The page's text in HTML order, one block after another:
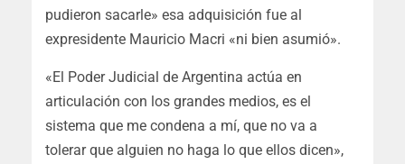
pudieron sacarle» esa adquisición fue al
expresidente Mauricio Macri «ni bien asumió».
«El Poder Judicial de Argentina actúa en
articulación con los grandes medios, es el
sistema que me condena a mí, que no va a
tolerar que alguien no haga lo que ellos dicen»,